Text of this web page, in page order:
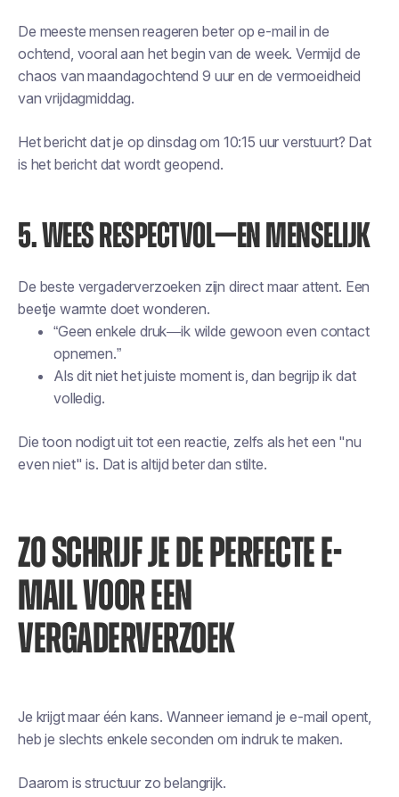
De meeste mensen reageren beter op e-mail in de
ochtend, vooral aan het begin van de week. Vermijd de
chaos van maandagochtend 9 uur en de vermoeidheid
van vrijdagmiddag.
Het bericht dat je op dinsdag om 10:15 uur verstuurt? Dat
is het bericht dat wordt geopend.
5. WEES RESPECTVOL—EN MENSELIJK
De beste vergaderverzoeken zijn direct maar attent. Een
beetje warmte doet wonderen.
“Geen enkele druk—ik wilde gewoon even contact
opnemen.”
Als dit niet het juiste moment is, dan begrijp ik dat
volledig.
Die toon nodigt uit tot een reactie, zelfs als het een "nu
even niet" is. Dat is altijd beter dan stilte.
ZO SCHRIJF JE DE PERFECTE E-
MAIL VOOR EEN
VERGADERVERZOEK
Je krijgt maar één kans. Wanneer iemand je e-mail opent,
heb je slechts enkele seconden om indruk te maken.
Daarom is structuur zo belangrijk.